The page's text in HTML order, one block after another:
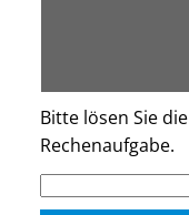
Bitte lösen Sie
Rechenaufgabe.